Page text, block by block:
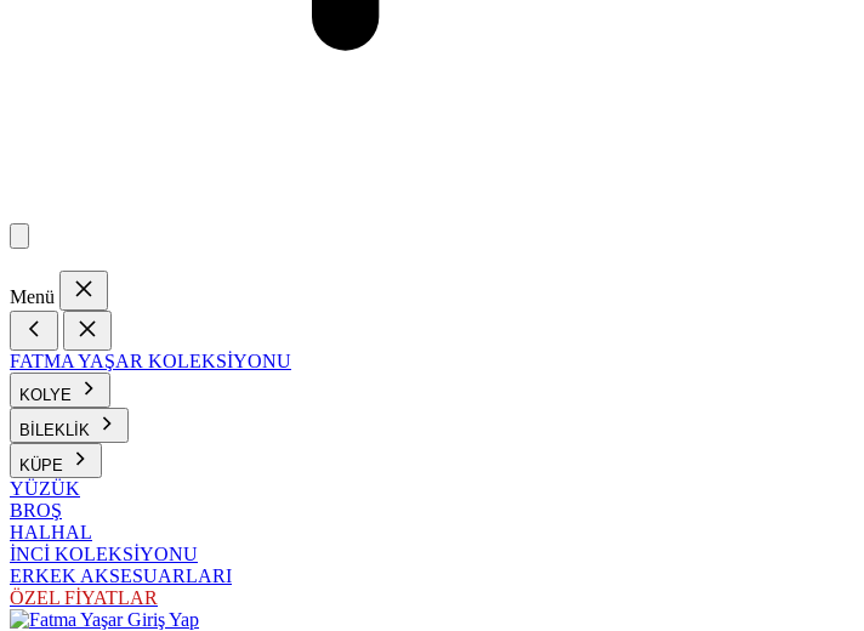
Menü
FATMA YAŞAR KOLEKSİYONU
KOLYE
BİLEKLİK
KÜPE
YÜZÜK
BROŞ
HALHAL
İNCİ KOLEKSİYONU
ERKEK AKSESUARLARI
ÖZEL FİYATLAR
Giriş Yap